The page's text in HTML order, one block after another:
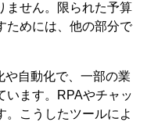
ません。限られた予算
ためには、他の部分で
や自動化で、一部の業
います。RPAやチャッ
。こうしたツールによ